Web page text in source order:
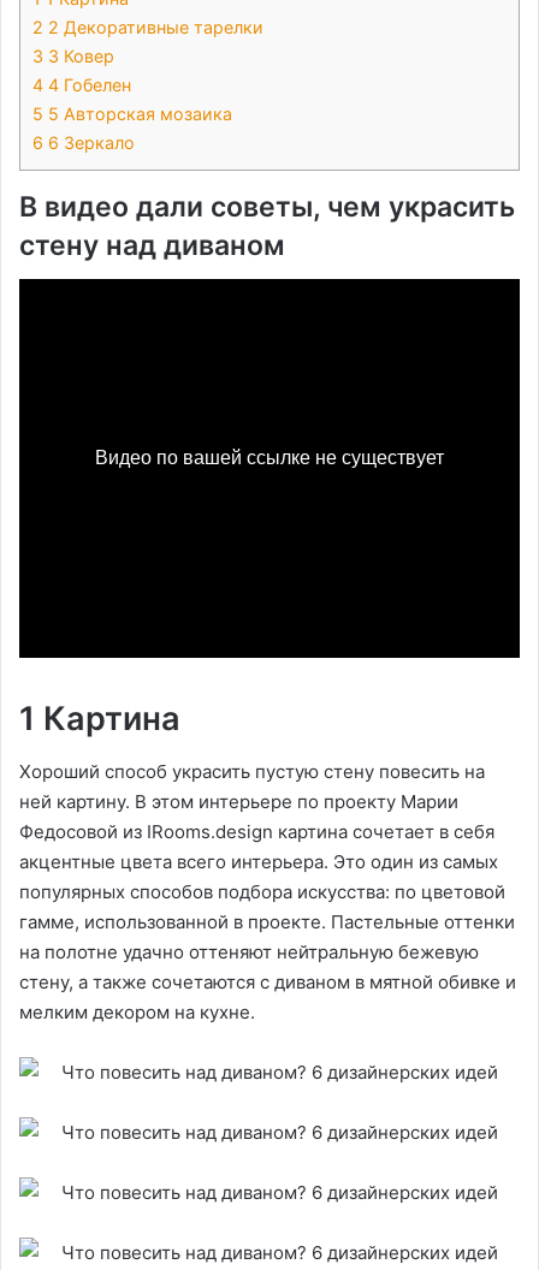
2 2 Декоративные тарелки
3 3 Ковер
4 4 Гобелен
5 5 Авторская мозаика
6 6 Зеркало
В видео дали советы, чем украсить
стену над диваном
1 Картина
Хороший способ украсить пустую стену повесить на
ней картину. В этом интерьере по проекту Марии
Федосовой из IRooms.design картина сочетает в себя
акцентные цвета всего интерьера. Это один из самых
популярных способов подбора искусства: по цветовой
гамме, использованной в проекте. Пастельные оттенки
на полотне удачно оттеняют нейтральную бежевую
стену, а также сочетаются с диваном в мятной обивке и
мелким декором на кухне.